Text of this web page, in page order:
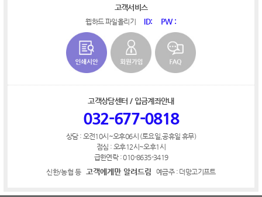
고객서비스
웹하드 파일올리기 ID: PW :
고객상담센터 / 입금계좌안내
032-677-0818
상담 : 오전10시~오후06시 (토요일,공휴일 휴무)
점심 : 오후12시~오후1시
급한연락 : 010-8635-3419
신한/농협 등 고객에게만 알려드림 예금주 : 더망고기프트